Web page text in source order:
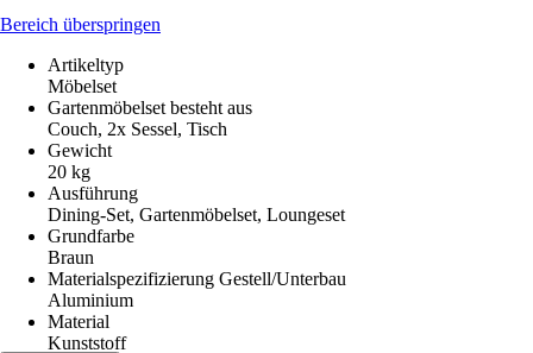
Bereich überspringen
Artikeltyp
Möbelset
Gartenmöbelset besteht aus
Couch, 2x Sessel, Tisch
Gewicht
20 kg
Ausführung
Dining-Set, Gartenmöbelset, Loungeset
Grundfarbe
Braun
Materialspezifizierung Gestell/Unterbau
Aluminium
Material
Kunststoff